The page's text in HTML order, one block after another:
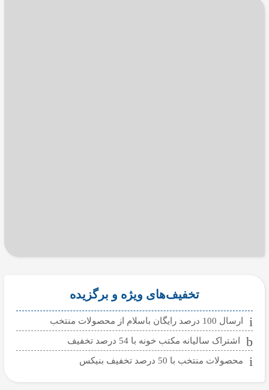
تخفیف‌های ویژه و برگزیده
ارسال 100 درصد رایگان باسلام از محصولات منتخب
اشتراک سالیانه مکتب خونه با 54 درصد تخفیف
محصولات منتخب با 50 درصد تخفیف بنیکس